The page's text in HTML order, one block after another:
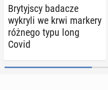
Bry­tyj­scy badacze
wykryli we krwi markery
różnego typu long
Covid